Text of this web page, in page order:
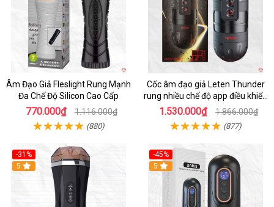
Âm Đạo Giả Fleslight Rung Mạnh
Đa Chế Độ Silicon Cao Cấp
770.000₫ 1.116.000₫
(880)
Cốc âm đạo giả Leten Thunder
rung nhiều chế độ app điều khiển
tiện lợi
1.530.000₫ 1.866.000₫
(877)
-31%
5
-45%
Hot
5